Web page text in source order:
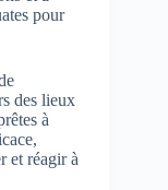
pour
des lieux
à
et réagir à